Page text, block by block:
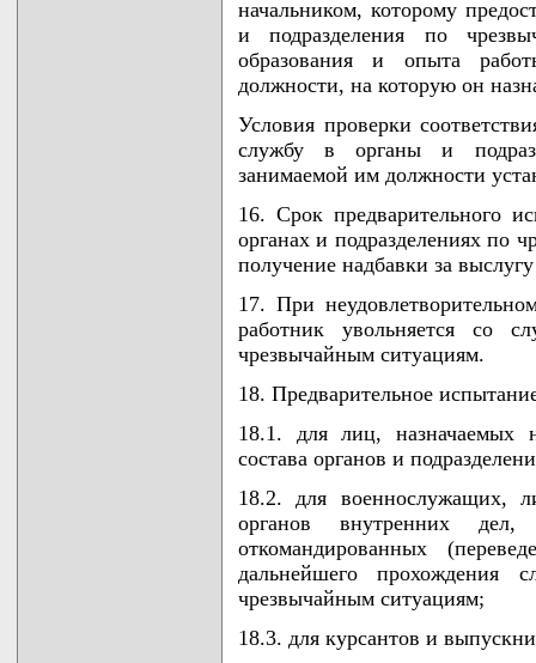
начальником, которому
и подразделения по
образования и опыта
должности, на которую он
Условия проверки
службу в органы и
занимаемой им должности
16. Срок предварительного
органах и подразделениях по
получение надбавки за
17. При
работник увольняется со
чрезвычайным ситуациям.
18. Предварительное
18.1. для лиц, назначаемых
состава органов и
18.2. для военнослужащих,
органов внутренних дел,
откомандированных
дальнейшего
чрезвычайным ситуациям;
18.3. для курсантов и